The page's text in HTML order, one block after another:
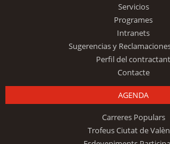
Servicios
Programes
Intranets
Sugerencias y
Perfil del contractant
Contacte
AGENDA
Carreres Populars
Trofeus Ciutat de